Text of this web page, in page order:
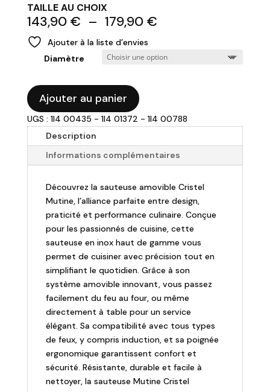
TAILLE AU CHOIX
143,90 € – 179,90 €Plage
143,90 €
Ajouter à la liste d’envies
Diamètre
quantité
de
CRISTEL
Sauteuse
amovible
Ajouter au panier
UGS : 1I4 00435 - 1I4 01372 - 1I4 00788
Description
Informations complémentaires
Découvrez la sauteuse amovible Cristel
Mutine, l’alliance parfaite entre design,
praticité et performance culinaire. Conçue
pour les passionnés de cuisine, cette
sauteuse en inox haut de gamme vous
permet de cuisiner avec précision tout en
simplifiant le quotidien. Grâce à son
système amovible innovant, vous passez
facilement du feu au four, ou même
directement à table pour un service
élégant. Sa compatibilité avec tous types
de feux, y compris induction, et sa poignée
ergonomique garantissent confort et
sécurité. Résistante, durable et facile à
nettoyer, la sauteuse Mutine Cristel